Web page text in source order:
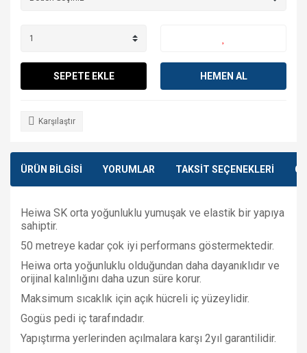
SEPETE EKLE HEMEN AL
Karşılaştır
ÜRÜN BİLGİSİ YORUMLAR TAKSİT SEÇENEKLERİ
Heiwa SK orta yoğunluklu yumuşak ve elastik bir yapıya
sahiptir.
50 metreye kadar çok iyi performans göstermektedir.
Heiwa orta yoğunluklu olduğundan daha dayanıklıdır ve
orijinal kalınlığını daha uzun süre korur.
Maksimum sıcaklık için açık hücreli iç yüzeylidir.
Gogüs pedi iç tarafındadır.
Yapıştırma yerlerinden açılmalara karşı 2yıl garantilidir.